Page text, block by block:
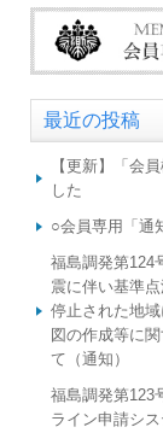
最近の投稿
【更新】「会
した
○会員専用「通
福島調発第124
震に伴い基準
停止された地
図の作成等に
て（通知）
福島調発第123
ライン申請シ